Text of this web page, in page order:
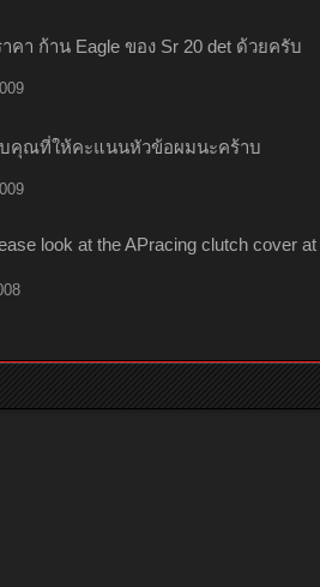
คา ก้าน Eagle ของ Sr 20 det ด้วยครับ
คุณที่ให้คะแนนหัวข้อผมนะคร้าบ
look at the APracing clutch cover at